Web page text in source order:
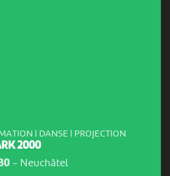
| DANSE | PROJECTION
2000
- Neuchâtel